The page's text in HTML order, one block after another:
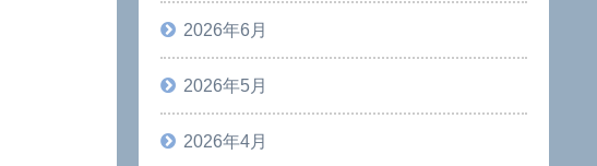
2026年6月
2026年5月
2026年4月